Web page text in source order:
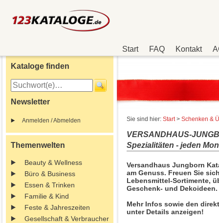
Start FAQ Kontakt
Kataloge finden
Newsletter
Anmelden / Abmelden
Themenwelten
Beauty & Wellness
Büro & Business
Essen & Trinken
Familie & Kind
Feste & Jahreszeiten
Gesellschaft & Verbraucher
Sie sind hier: Start> Schenken &
VERSANDHAUS-
Spezialitäten - jeden
Versandhaus Jungborn
am Genuss. Freuen Sie
Lebensmittel-Sortimente,
Geschenk- und
Mehr Infos sowie den
unter Details anzeigen!